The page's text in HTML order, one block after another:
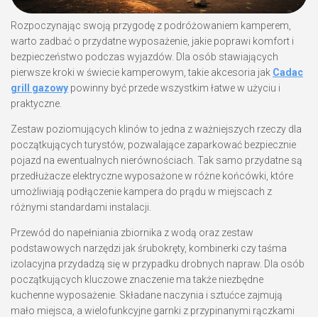
Rozpoczynając swoją przygodę z podróżowaniem kamperem,
warto zadbać o przydatne wyposażenie, jakie poprawi komfort i
bezpieczeństwo podczas wyjazdów. Dla osób stawiających
pierwsze kroki w świecie kamperowym, takie akcesoria jak Cadac
grill gazowy powinny być przede wszystkim łatwe w użyciu i
praktyczne.
Zestaw poziomujących klinów to jedna z ważniejszych rzeczy dla
początkujących turystów, pozwalające zaparkować bezpiecznie
pojazd na ewentualnych nierównościach. Tak samo przydatne są
przedłużacze elektryczne wyposażone w różne końcówki, które
umożliwiają podłączenie kampera do prądu w miejscach z
różnymi standardami instalacji.
Przewód do napełniania zbiornika z wodą oraz zestaw
podstawowych narzędzi jak śrubokręty, kombinerki czy taśma
izolacyjna przydadzą się w przypadku drobnych napraw. Dla osób
początkujących kluczowe znaczenie ma także niezbędne
kuchenne wyposażenie. Składane naczynia i sztućce zajmują
mało miejsca, a wielofunkcyjne garnki z przypinanymi rączkami